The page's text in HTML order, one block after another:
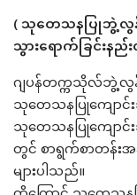
( သုတေသနပြုဘွဲ့လွန်
သွားရောက်ခြင်းနည်
ဂျပန်တက္ကသိုလ်ဘွဲ့လွန်တ
သုတေသနပြုကျောင်
သုတေသနပြုကျောင်
တွင် စာရွက်စာတန်
များပါသည်။